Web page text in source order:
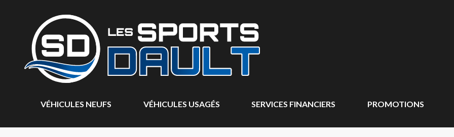
VÉHICULES NEUFS VÉHICULES USAGÉS SERVICES FINANCIERS PROMOTIONS